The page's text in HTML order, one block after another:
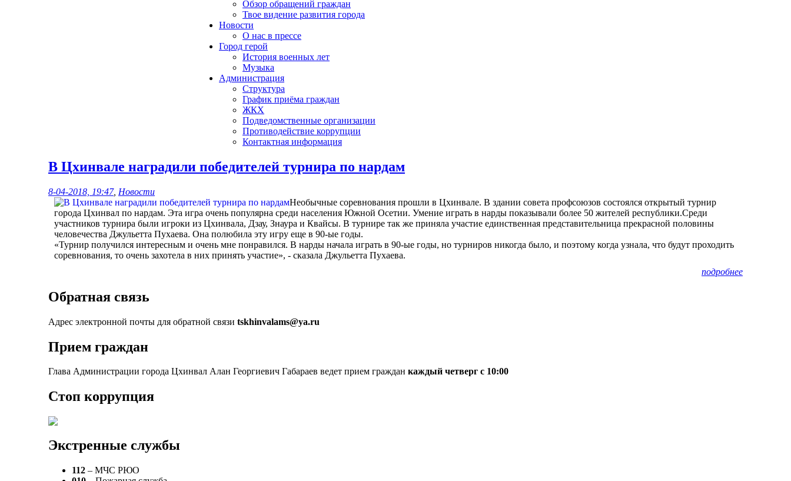
Обзор обращений граждан
Твое видение развития города
Новости
О нас в прессе
Город герой
История военных лет
Музыка
Администрация
Структура
График приёма граждан
ЖКХ
Подведомственные организации
Противодействие коррупции
Контактная информация
В Цхинвале наградили победителей турнира по нардам
8-04-2018, 19:47, Новости
Необычные соревнования прошли в Цхинвале. В здании совета профсоюзов состоялся открытый турнир
города Цхинвал по нардам. Эта игра очень популярна среди населения Южной Осетии. Умение играть в нарды показывали более 50 жителей республики.Среди
участников турнира были игроки из Цхинвала, Дзау, Знаура и Квайсы. В турнире так же приняла участие единственная представительница прекрасной половины
человечества Джульетта Пухаева. Она полюбила эту игру еще в 90-ые годы.
«Турнир получился интересным и очень мне понравился. В нарды начала играть в 90-ые годы, но турниров никогда было, и поэтому когда узнала, что будут проходить
соревнования, то очень захотела в них принять участие», - сказала Джульетта Пухаева.
подробнее
Обратная связь
Адрес электронной почты для обратной связи tskhinvalams@ya.ru
Прием граждан
Глава Администрации города Цхинвал Алан Георгиевич Габараев ведет прием граждан каждый четверг с 10:00
Стоп коррупция
Экстренные службы
112 – МЧС РЮО